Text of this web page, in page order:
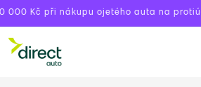
000 Kč při nákupu ojetého auta na